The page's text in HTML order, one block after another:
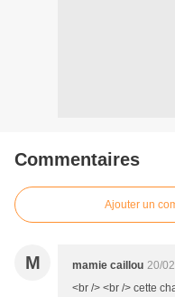
Commentaires
Ajouter un
M mamie caillou 20/
<br /> <br /> cette